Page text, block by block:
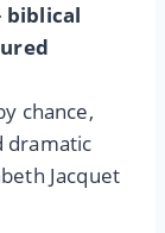
biblical
chance,
dramatic
Jacquet